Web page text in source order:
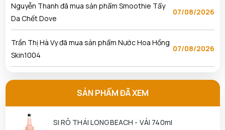
Nguyễn Thanh đã mua sản phẩm Smoothie Tẩy
Da Chết Dove
07/08/2026
Trần Thị Hà Vy đã mua sản phẩm Nước Hoa Hồng
Skin1004
07/08/2026
Ngô Thủy Phương Tâm đã mua sản phẩm Son
Nguyễn Anh Khương đã mua sản phẩm Son Kem Lì
SẢN PHẨM ĐÃ XEM
SI RÔ THÁI LONGBEACH - VẢI 740ml